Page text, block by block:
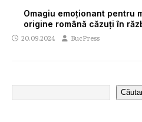
Omagiu emoționant pentru
origine română căzuți în
20.09.2024 BucPress